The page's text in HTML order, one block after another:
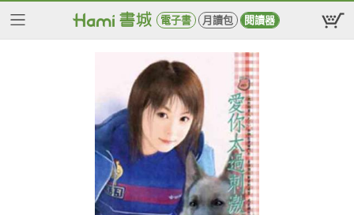
電子書 月讀包 閱讀器